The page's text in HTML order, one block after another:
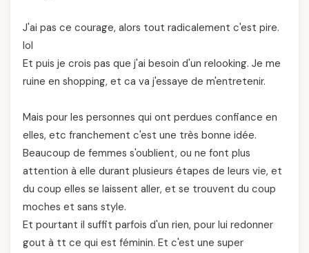
J'ai pas ce courage, alors tout radicalement c'est pire.
lol
Et puis je crois pas que j'ai besoin d'un relooking. Je me
ruine en shopping, et ca va j'essaye de m'entretenir.
Mais pour les personnes qui ont perdues confiance en
elles, etc franchement c'est une très bonne idée.
Beaucoup de femmes s'oublient, ou ne font plus
attention à elle durant plusieurs étapes de leurs vie, et
du coup elles se laissent aller, et se trouvent du coup
moches et sans style.
Et pourtant il suffit parfois d'un rien, pour lui redonner
gout à tt ce qui est féminin. Et c'est une super